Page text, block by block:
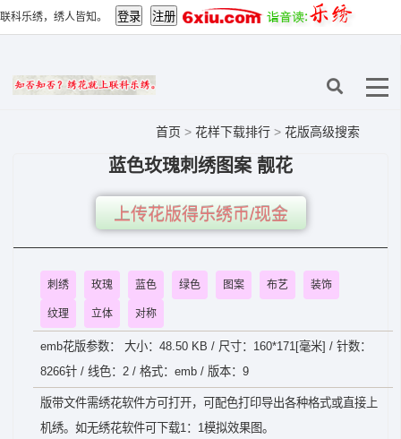
联科乐绣，绣人皆知。
首页 > 花样下载排行 > 花版高级搜索
蓝色玫瑰刺绣图案 靓花
上传花版得乐绣币/现金
刺绣 玫瑰 蓝色 绿色 图案 布艺 装饰
纹理 立体 对称
emb花版参数： 大小：48.50 KB / 尺寸：160*171[毫米] / 针数：
8266针 / 线色：2 / 格式：emb / 版本：9
版带文件需绣花软件方可打开，可配色打印导出各种格式或直接上
机绣。如无绣花软件可下载1：1模拟效果图。